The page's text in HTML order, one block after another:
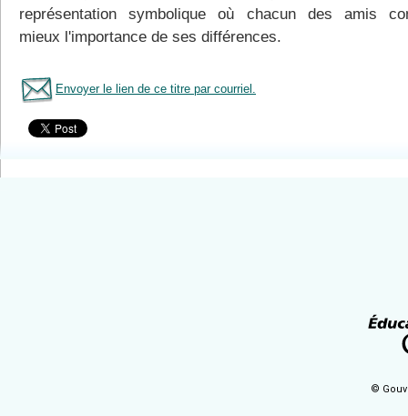
représentation symbolique où chacun des amis
mieux l'importance de ses différences.
Envoyer le lien de ce titre par courriel.
©